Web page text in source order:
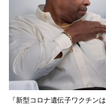
『新型コロナ遺伝子ワクチンは